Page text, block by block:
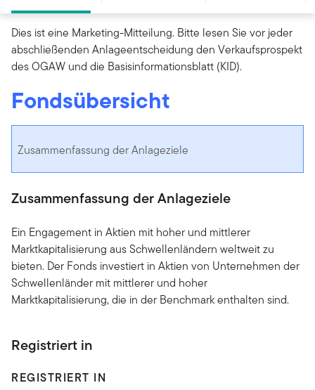
Dies ist eine Marketing-Mitteilung. Bitte lesen Sie vor jeder
abschließenden Anlageentscheidung den Verkaufsprospekt
des OGAW und die Basisinformationsblatt (KID).
Fondsübersicht
Zusammenfassung der Anlageziele
Zusammenfassung der Anlageziele
Ein Engagement in Aktien mit hoher und mittlerer
Marktkapitalisierung aus Schwellenländern weltweit zu
bieten. Der Fonds investiert in Aktien von Unternehmen der
Schwellenländer mit mittlerer und hoher
Marktkapitalisierung, die in der Benchmark enthalten sind.
Registriert in
REGISTRIERT IN